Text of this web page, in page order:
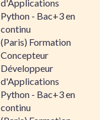
d'Applications
Python - Bac+3 en
continu
(Paris) Formation
Concepteur
Développeur
d'Applications
Python - Bac+3 en
continu